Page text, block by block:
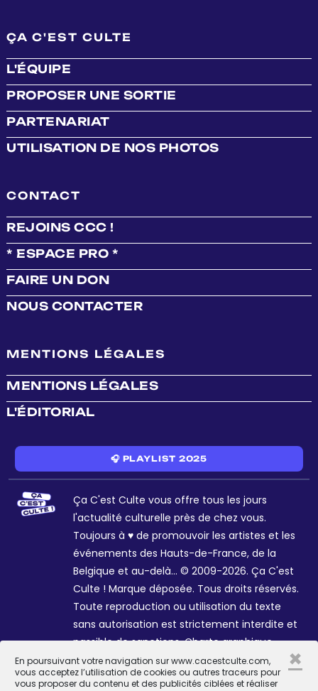
En poursuivant votre navigation sur www.cacestculte.com,
vous acceptez l’utilisation de cookies ou autres traceurs pour
vous proposer du contenu et des publicités ciblées et réaliser
×
ÇA C'EST CULTE
L'ÉQUIPE
PROPOSER UNE SORTIE
PARTENARIAT
UTILISATION DE NOS PHOTOS
CONTACT
REJOINS CCC !
* ESPACE PRO *
FAIRE UN DON
NOUS CONTACTER
MENTIONS LÉGALES
MENTIONS LÉGALES
L'ÉDITORIAL
🎧 PLAYLIST 2025
Ça C'est Culte vous offre tous les jours
l'actualité culturelle près de chez vous.
Toujours à ♥ de promouvoir les artistes et les
événements des Hauts-de-France, de la
Belgique et au-delà... © 2009-2026. Ça C'est
Culte ! Marque déposée. Tous droits réservés.
Toute reproduction ou utilisation du texte
sans autorisation est strictement interdite et
passible de sanctions. Charte graphique
Sophie R. et Céline Galant.